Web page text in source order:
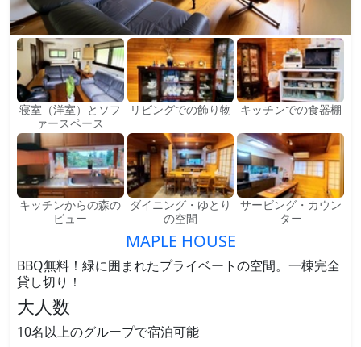
寝室（洋室）とソフ
ァースペース
リビングでの飾り物 キッチンでの食器棚
キッチンからの森の
ビュー
ダイニング・ゆとり
の空間
サービング・カウン
ター
MAPLE HOUSE
BBQ無料！緑に囲まれたプライベートの空間。一棟完全
貸し切り！
大人数
10名以上のグループで宿泊可能